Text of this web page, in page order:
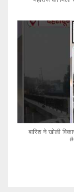
बारिश ने खोली